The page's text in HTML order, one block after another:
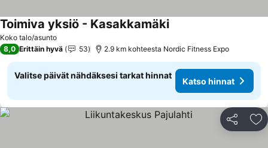
Koko talo/asunto
Toimiva yksiö - Kasakkamäki
8,0 Erittäin hyvä 53 2.9 km kohteesta Nordic Fitness Expo
Valitse päivät nähdäksesi tarkat hinnat
Katso hinnat
Jaa